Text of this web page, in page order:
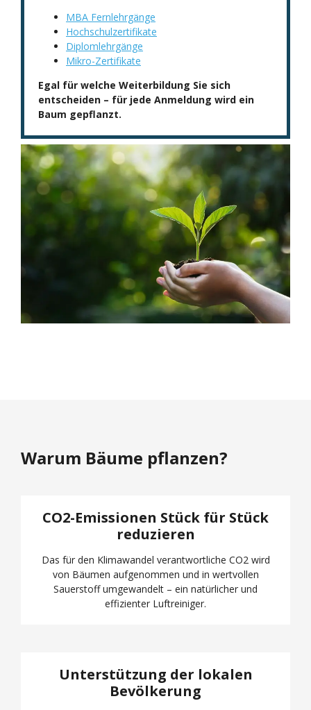
MBA Fernlehrgänge
Hochschulzertifikate
Diplomlehrgänge
Mikro-Zertifikate
Egal für welche Weiterbildung Sie sich
entscheiden – für jede Anmeldung wird ein
Baum gepflanzt.
Warum Bäume pflanzen?
CO2-Emissionen Stück für Stück
reduzieren
Das für den Klimawandel verantwortliche CO2 wird
von Bäumen aufgenommen und in wertvollen
Sauerstoff umgewandelt – ein natürlicher und
effizienter Luftreiniger.
Unterstützung der lokalen
Bevölkerung